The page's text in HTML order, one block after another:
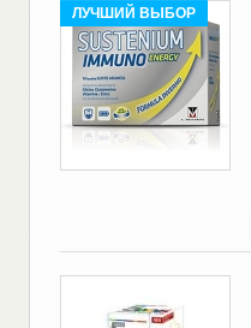
ЛУЧШИЙ ВЫБОР